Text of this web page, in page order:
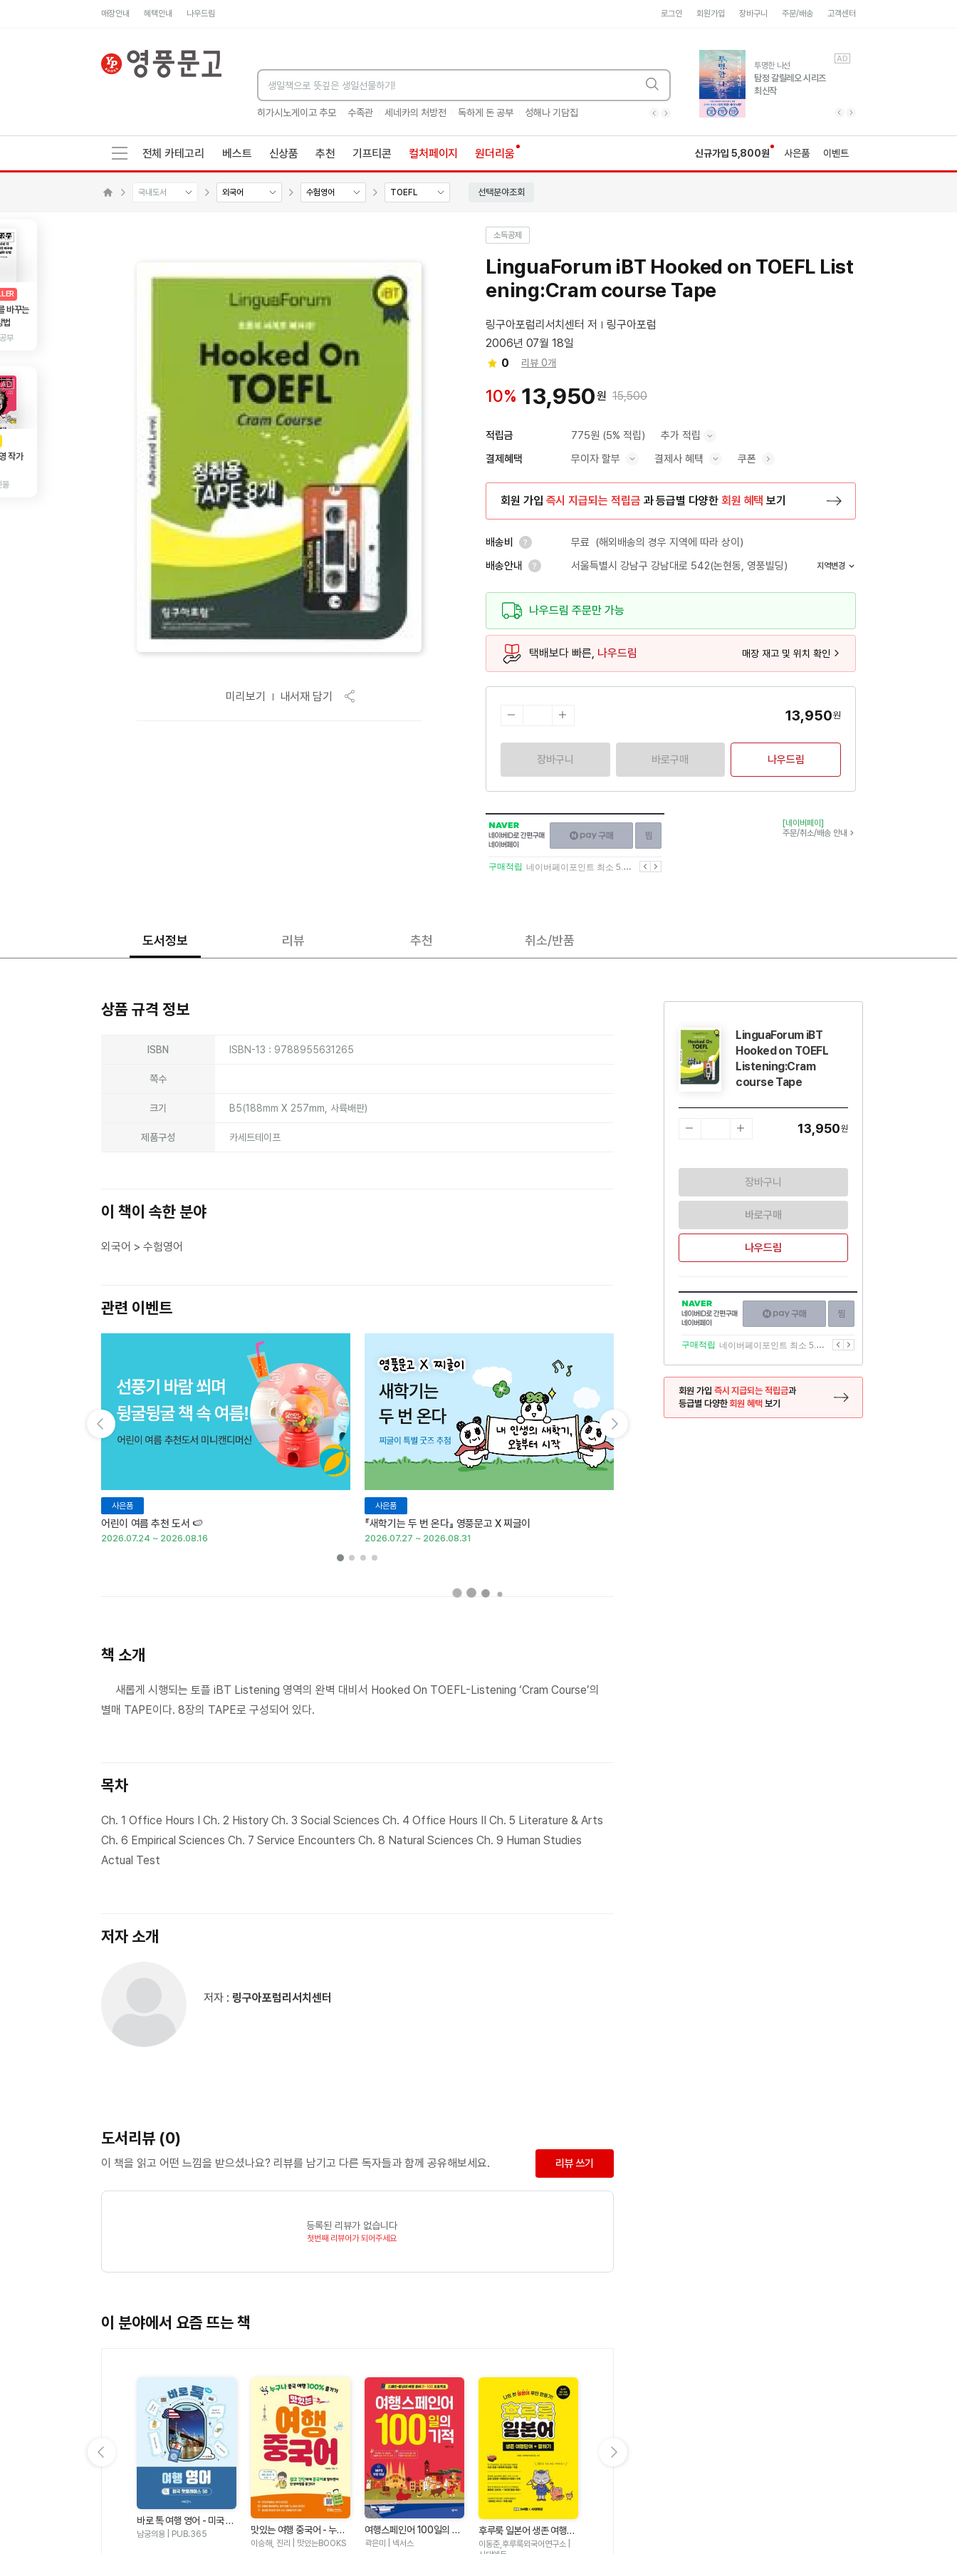
매장안내 혜택안내 나우드림 로그인 회원가입 장바구니 주문/배송 고객센터
히가시노게이고 추모 수족관 세네카의 처방전 독하게 돈 공부 성해나 기담집 히가시노게이고 추모 수족관 독하게 돈 공부
유럽 도시 기행3
풍성한 서사와 인문학적
통찰!
AD
투명한 나선
탐정 갈릴레오 시리즈
최신작
AD
전체 카테고리 베스트 신상품 추천 기프티콘 컬처페이지 원더리움 신규가입 5,800원 사은품 이벤트
국내도서 외국어 수험영어 TOEFL 선택분야조회
AD
바꾸는
법
부
AD
작가
물
미리보기 내서재 담기
소득공제
LinguaForum iBT Hooked on TOEFL List
ening:Cram course Tape
링구아포럼리서치센터 저
링구아포럼
2006년 07월 18일
0
리뷰 0개
10% 13,950원 15,500
적립금 775원 (5% 적립) 추가 적립
결제혜택 무이자 할부 결제사 혜택 쿠폰
회원 가입 즉시 지급되는 적립금 과 등급별 다양한 회원 혜택 보기
배송비 무료 (해외배송의 경우 지역에 따라 상이)
배송안내
서울특별시 강남구 강남대로 542(논현동, 영풍빌딩) 지역변경
나우드림 주문만 가능
택배보다 빠른, 나우드림 매장 재고 및 위치 확인
13,950원
장바구니 바로구매 나우드림
NAVER
네이버
ID로
간편구매
네이버페이
구매하기
이전
구매적립 네이버페이포인트 최소 5.5% 적립 다음
[네이버페이]
주문/취소/배송 안내
도서정보 리뷰 추천 취소/반품
상품 규격 정보
ISBN ISBN-13 : 9788955631265
쪽수
크기 B5(188mm X 257mm, 사륙배판)
제품구성 카세트테이프
이 책이 속한 분야
외국어 > 수험영어
관련 이벤트
사은품
어린이 여름 추천 도서 🍉
2026.07.24 ~ 2026.08.16
사은품
『새학기는 두 번 온다』 영풍문고 X 찌글이
2026.07.27 ~ 2026.08.31
책 소개
새롭게 시행되는 토플 iBT Listening 영역의 완벽 대비서 Hooked On TOEFL-Listening ‘Cram Course’의
별매 TAPE이다. 8장의 TAPE로 구성되어 있다.
목차
Ch. 1 Office Hours I Ch. 2 History Ch. 3 Social Sciences Ch. 4 Office Hours II Ch. 5 Literature & Arts
Ch. 6 Empirical Sciences Ch. 7 Service Encounters Ch. 8 Natural Sciences Ch. 9 Human Studies
Actual Test
저자 소개
저자 : 링구아포럼리서치센터
도서리뷰 (0)
이 책을 읽고 어떤 느낌을 받으셨나요? 리뷰를 남기고 다른 독자들과 함께 공유해보세요. 리뷰 쓰기
등록된 리뷰가 없습니다
첫번째 리뷰어가 되어주세요
이 분야에서 요즘 뜨는 책
바로 톡 여행 영어 - 미국 핫
플레이스 50
남궁의용 | PUB.365
맛있는 여행 중국어 - 누구
나 중국 여행 100% 즐기기
이승해, 진리 | 맛있는BOOKS
여행스페인어 100일의 기
적
곽은미 | 넥서스
후루룩 일본어 생존 여행단
어 + 말하기
이동준,후루룩외국어연구소 |
LinguaForum iBT
Hooked on TOEFL
Listening:Cram
course Tape
13,950원
장바구니
바로구매
나우드림
NAVER
네이버
ID로
간편구매
네이버페이
구매하기
이전
구매적립 네이버페이포인트 최소 5.5% 적립 다음
회원 가입 즉시 지급되는 적립금과
등급별 다양한회원 혜택 보기